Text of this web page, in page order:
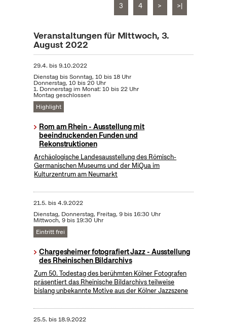
3 4 > >|
Veranstaltungen für Mittwoch, 3.
August 2022
29.4. bis9.10.2022
Dienstag bis Sonntag, 10 bis 18 Uhr
Donnerstag, 10 bis 20 Uhr
1. Donnerstag im Monat: 10 bis 22 Uhr
Montag geschlossen
Highlight
Rom am Rhein - Ausstellung mit
beeindruckenden Funden und
Rekonstruktionen
Archäologische Landesausstellung des Römisch-
Germanischen Museums und der MiQua im
Kulturzentrum am Neumarkt
21.5. bis4.9.2022
Dienstag, Donnerstag, Freitag, 9 bis 16:30 Uhr
Mittwoch, 9 bis 19:30 Uhr
Eintritt frei
Chargesheimer fotografiert Jazz - Ausstellung
des Rheinischen Bildarchivs
Zum 50. Todestag des berühmten Kölner Fotografen
präsentiert das Rheinische Bildarchivs teilweise
bislang unbekannte Motive aus der Kölner Jazzszene
25.5. bis18.9.2022